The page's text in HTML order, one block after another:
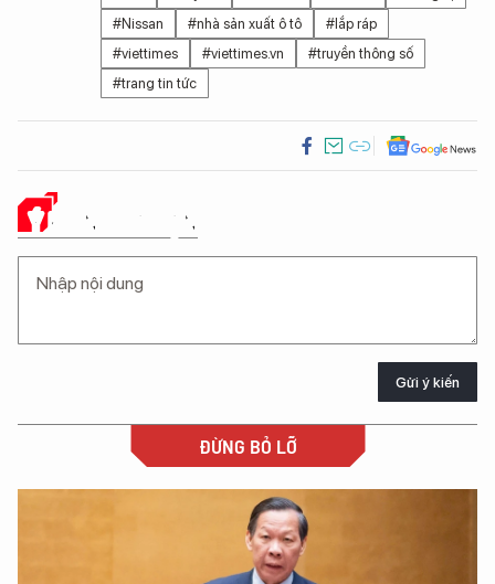
#Nissan
#nhà sản xuất ô tô
#lắp ráp
#viettimes
#viettimes.vn
#truyền thông số
#trang tin tức
Ý KIẾN CỦA BẠN
Gửi ý kiến
ĐỪNG BỎ LỠ